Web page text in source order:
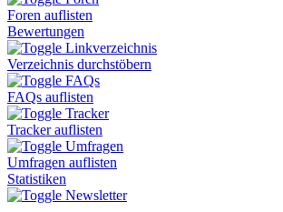
Foren auflisten
Bewertungen
Linkverzeichnis
Verzeichnis durchstöbern
FAQs
FAQs auflisten
Tracker
Tracker auflisten
Umfragen
Umfragen auflisten
Statistiken
Newsletter